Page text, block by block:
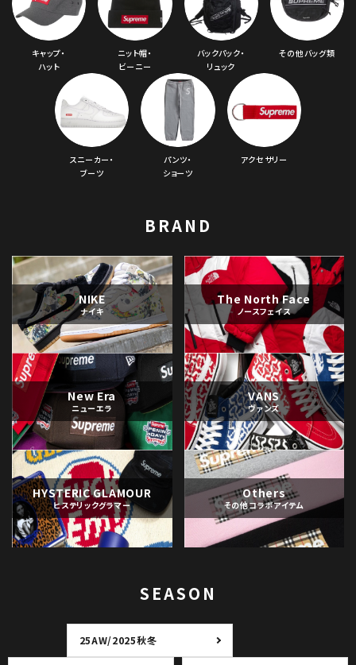
キャップ・
ハット
ニット帽・
ビーニー
バックパック・
リュック
その他バッグ類
スニーカー・
ブーツ
パンツ・
ショーツ
アクセサリー
BRAND
NIKE
ナイキ
The North Face
ノースフェイス
New Era
ニューエラ
VANS
ヴァンズ
HYSTERIC GLAMOUR
ヒステリックグラマー
Others
その他コラボアイテム
SEASON
25AW/2025秋冬